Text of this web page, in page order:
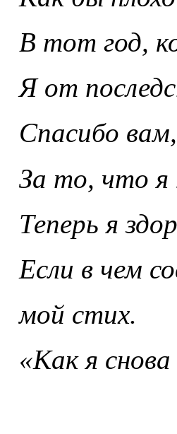
В тот год,
Я от
Спасибо
За то, что я
Теперь я
Если в чем
мой стих.
«Как я